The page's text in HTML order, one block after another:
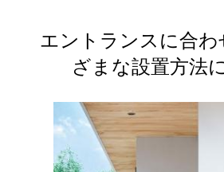
エントランスに合わ
ざまな設置方法